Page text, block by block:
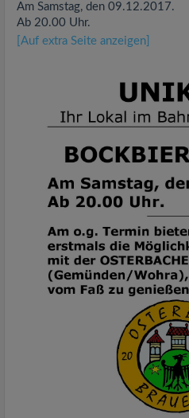
Am Samstag, den 09.12.2017.
Ab 20.00 Uhr.
[Auf extra Seite anzeigen]